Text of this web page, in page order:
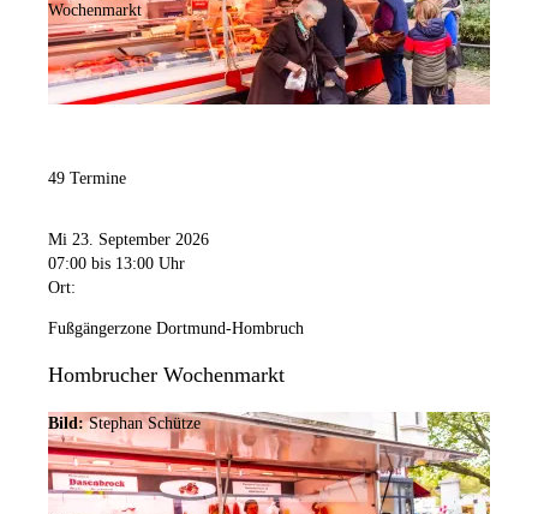
Wochenmarkt
49 Termine
Mi 23. September 2026
07:00 bis 13:00 Uhr
Ort:
Fußgängerzone Dortmund-Hombruch
Hombrucher Wochenmarkt
Bild: Stephan Schütze